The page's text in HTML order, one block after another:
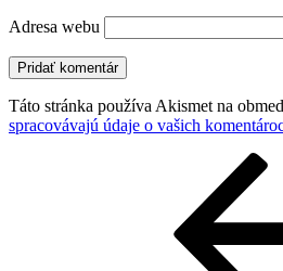
Adresa webu
Táto stránka používa Akismet na
spracovávajú údaje o vašich